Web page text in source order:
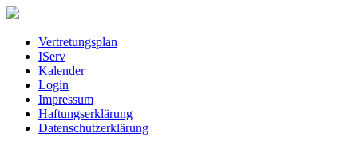
Vertretungsplan
IServ
Kalender
Login
Impressum
Haftungserklärung
Datenschutzerklärung